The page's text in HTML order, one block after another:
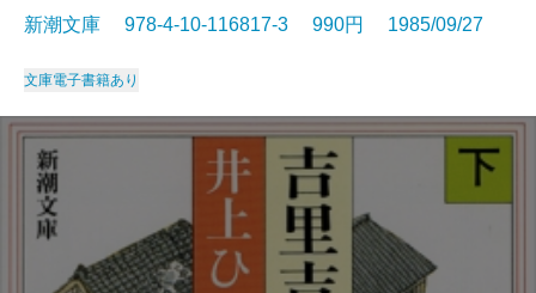
新潮文庫 978-4-10-116817-3 990円 1985/09/27
文庫電子書籍あり